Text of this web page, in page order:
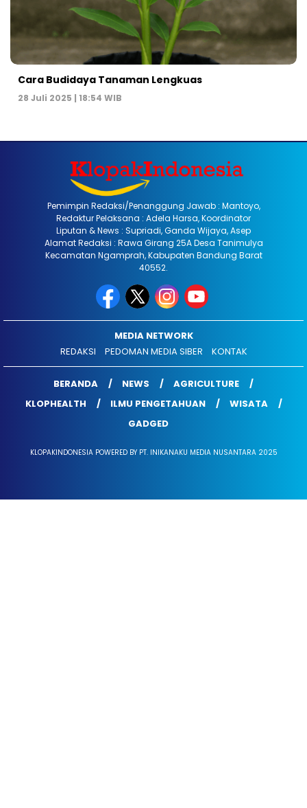
Cara Budidaya Tanaman Lengkuas
28 Juli 2025 | 18:54 WIB
Pemimpin Redaksi/Penanggung Jawab : Mantoyo,
Redaktur Pelaksana : Adela Harsa, Koordinator
Liputan & News : Supriadi, Ganda Wijaya, Asep
Alamat Redaksi : Rawa Girang 25A Desa Tanimulya
Kecamatan Ngamprah, Kabupaten Bandung Barat
40552.
MEDIA NETWORK
REDAKSI
PEDOMAN MEDIA SIBER KONTAK
BERANDA NEWS
AGRICULTURE
KLOPHEALTH
ILMU PENGETAHUAN
WISATA
GADGED
KLOPAKINDONESIA POWERED BY PT. INIKANAKU MEDIA NUSANTARA 2025